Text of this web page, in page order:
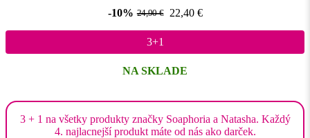
-10% 24,90€ 22,40 €
3+1
NA SKLADE
3 + 1 na všetky produkty značky Soaphoria a Natasha. Každý
4. najlacnejší produkt máte od nás ako darček.